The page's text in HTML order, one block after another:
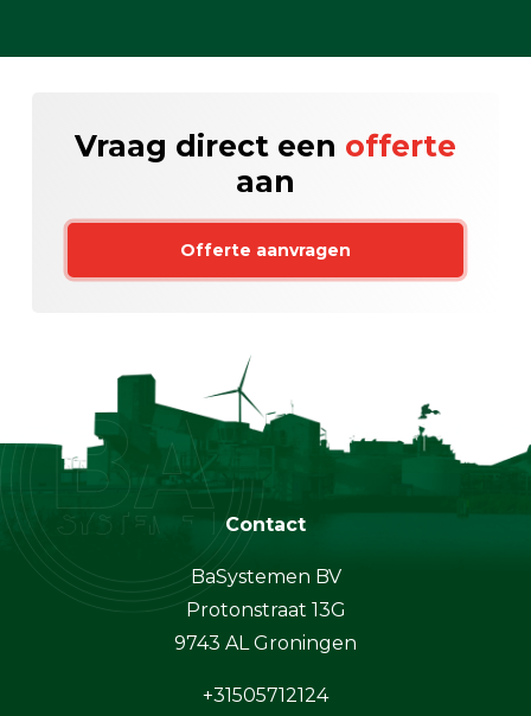
Vraag direct een offerte
aan
Offerte aanvragen
Contact
BaSystemen BV
Protonstraat 13G
9743 AL Groningen
+31505712124